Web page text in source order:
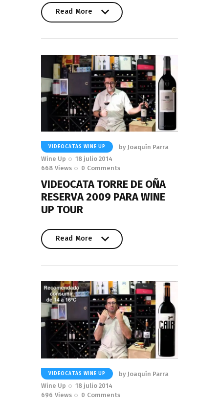
Read More
VIDEOCATAS WINE UP by Joaquín Parra
Wine Up
18 julio 2014
668 Views 0 Comments
VIDEOCATA TORRE DE OÑA
RESERVA 2009 PARA WINE
UP TOUR
Read More
VIDEOCATAS WINE UP by Joaquín Parra
Wine Up
18 julio 2014
696 Views 0 Comments